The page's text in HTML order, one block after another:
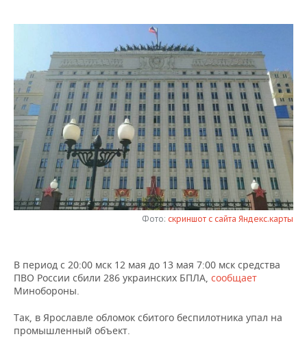
ВУЗЫ ТАТАРСТАНА
КОМУ ПРИНАДЛЕЖАТ
ТОРГОВЫЕ ЦЕНТРЫ
ТАТАРСТАНА
БАНКИ
БЮДЖЕТ
ИНВЕСТИЦИИ
ПРОМЫШЛЕННОСТИ
АГРОПРОМ
МАШИНОСТРОЕНИЕ
НЕФТЕХИМИЯ
НЕФТЬ
ОПК
НОВОСТИ НЕДВИЖИМОСТИ
НОВОСТИ АВТО
БИЗНЕС
НОВОСТИ БИЗНЕСА
РОЗНИЧНАЯ ТОРГОВЛЯ
ТРАНСПОРТ
УСЛУГИ
ТЕХНОЛОГИИ
НОВОСТИ ТЕХНОЛОГИЙ
IT
МЕДИА
МЕРОПРИЯТИЯ
НОВОСТИ МЕРОПРИЯТИЙ
ВЫЕЗДНАЯ РЕДАКЦИЯ
ONLINE-КОНФЕРЕНЦИИ
СПОРТ
НОВОСТИ СПОРТА
ХОККЕЙ
ВОЛЕЙБОЛ
ОБЩЕСТВО
ВЛАСТЬ
ИСТОРИЯ
СЮЖЕТЫ
СПИСОК ПЕРСОН
ПОЛНАЯ ВЕРСИЯ
Фото: скриншот с сайта Яндекс.карты
В период с 20:00 мск 12 мая до 13 мая 7:00 мск средства
ПВО России сбили 286 украинских БПЛА, сообщает
Минобороны.
Так, в Ярославле обломок сбитого беспилотника упал на
промышленный объект.